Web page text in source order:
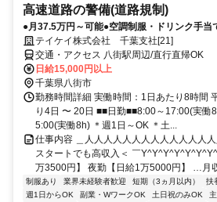
高速道路の警備(道路規制)
●月37.5万円～可能●空調制服・ドリンク手
テイケイ株式会社 千葉支社[21]
交通・アクセス 八街駅周辺/直行直帰OK
日給15,000円以上
千葉県八街市
勤務時間詳細 実働時間：1日あたり8時間
り4日 〜 20日 ■■日勤■■8:00～17:00(実働
5:00(実働8h) ＊週1日～OK ＊土...
仕事内容 ＿人人人人人人人人人人人人人
スタートでも高収入＜ ￣
万3500円】 夜勤【日給1万5000円】 …月
制服あり 業界未経験者歓迎 短期（3ヵ月以内） 扶
週1日からOK
副業・WワークOK 土日祝のみOK